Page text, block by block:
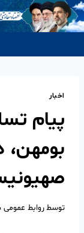
اخبار
پیام
بومهن،
توسطروابط